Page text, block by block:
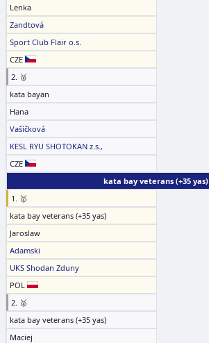
Lenka
Zandtová
Sport Club Flair o.s.
CZE
2. 🥈
kata bayan
Hana
Vašíčková
KESL RYU SHOTOKAN z.s.,
CZE
kata bay veterans (+35 yas)
1. 🥇
kata bay veterans (+35 yas)
Jaroslaw
Adamski
UKS Shodan Zduny
POL
2. 🥈
kata bay veterans (+35 yas)
Maciej